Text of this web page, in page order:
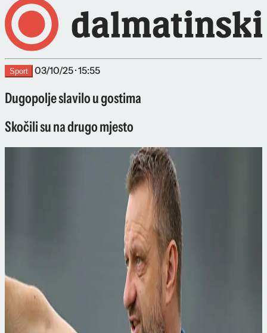
Sport 03/10/25 · 15:55
Dugopolje slavilo u gostima
Skočili su na drugo mjesto